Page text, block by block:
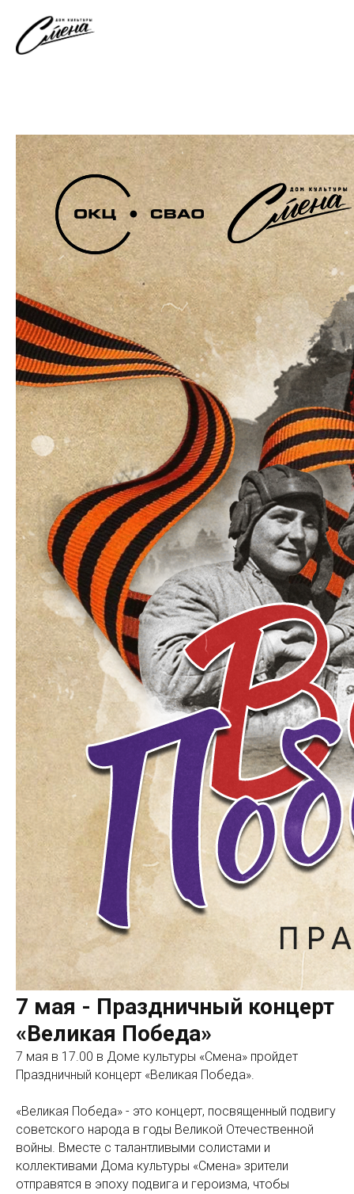
7 мая - Праздничный концерт
«Великая Победа»
7 мая в 17.00 в Доме культуры «Смена» пройдет
Праздничный концерт «Великая Победа».
«Великая Победа» - это концерт, посвященный подвигу
советского народа в годы Великой Отечественной
войны. Вместе с талантливыми солистами и
коллективами Дома культуры «Смена» зрители
отправятся в эпоху подвига и героизма, чтобы